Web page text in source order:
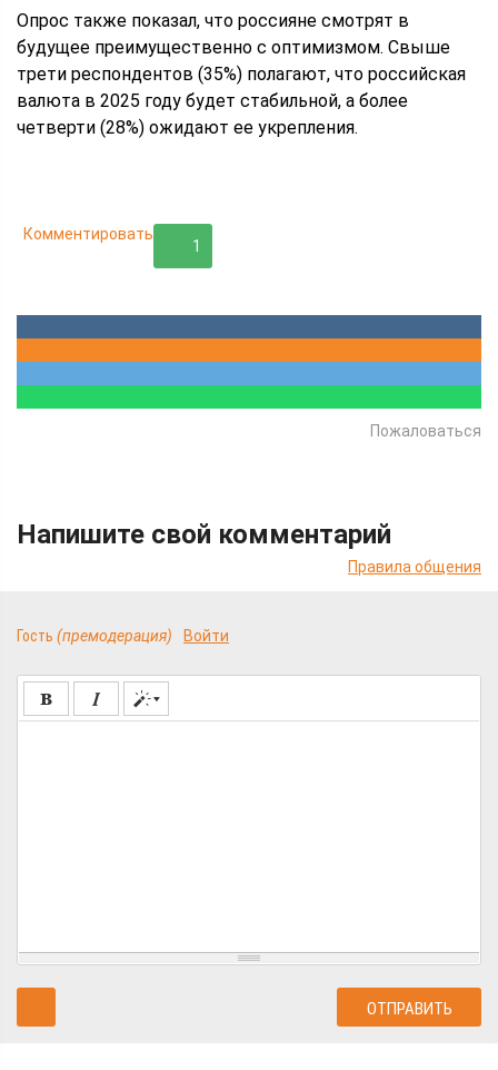
Опрос также показал, что россияне смотрят в
будущее преимущественно с оптимизмом. Свыше
трети респондентов (35%) полагают, что российская
валюта в 2025 году будет стабильной, а более
четверти (28%) ожидают ее укрепления.
Комментировать
1
Пожаловаться
Напишите свой комментарий
Правила общения
Гость (премодерация) Войти